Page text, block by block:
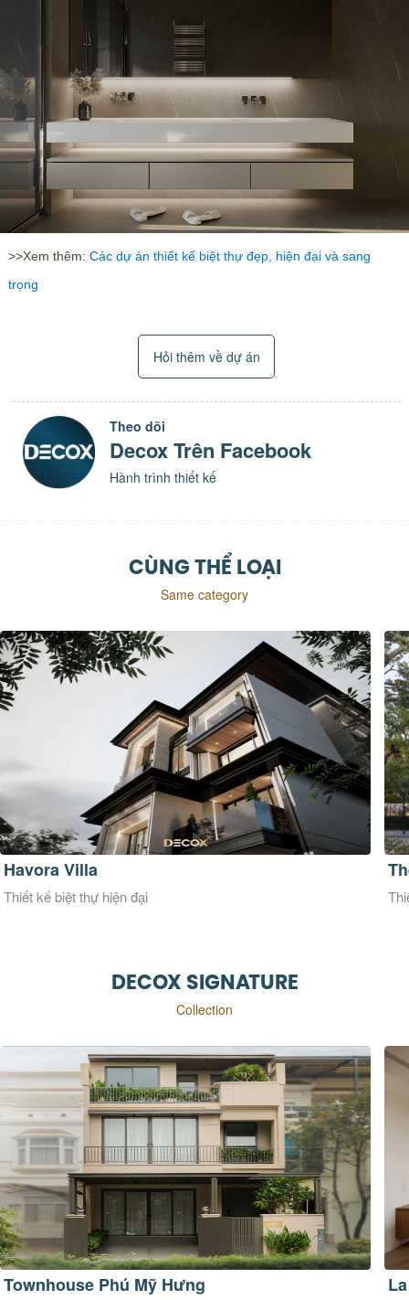
>>Xem thêm: Các dự án thiết kế biệt thự đẹp, hiện đại và sang
trọng
Hỏi thêm về dự án
Theo dõi
Decox Trên Facebook
Hành trình thiết kế
CÙNG THỂ LOẠI
Same category
The Morith Villa
Thiết kế biệt thự hiện đại
DECOX SIGNATURE
Collection
La Maison Douce